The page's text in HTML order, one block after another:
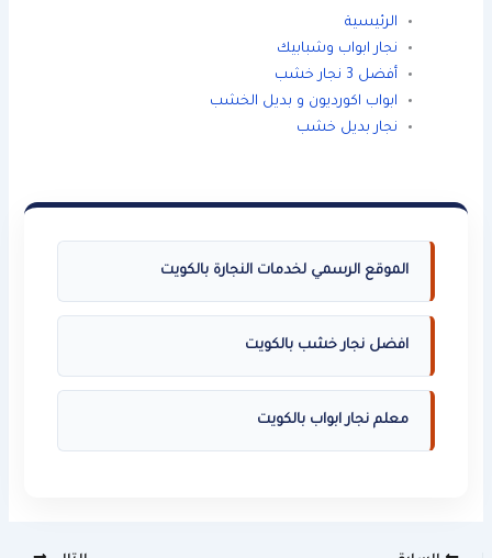
الرئيسية
نجار ابواب وشبابيك
أفضل 3 نجار خشب
ابواب اكورديون و بديل الخشب
نجار بديل خشب
الموقع الرسمي لخدمات النجارة بالكويت
افضل نجار خشب بالكويت
معلم نجار ابواب بالكويت